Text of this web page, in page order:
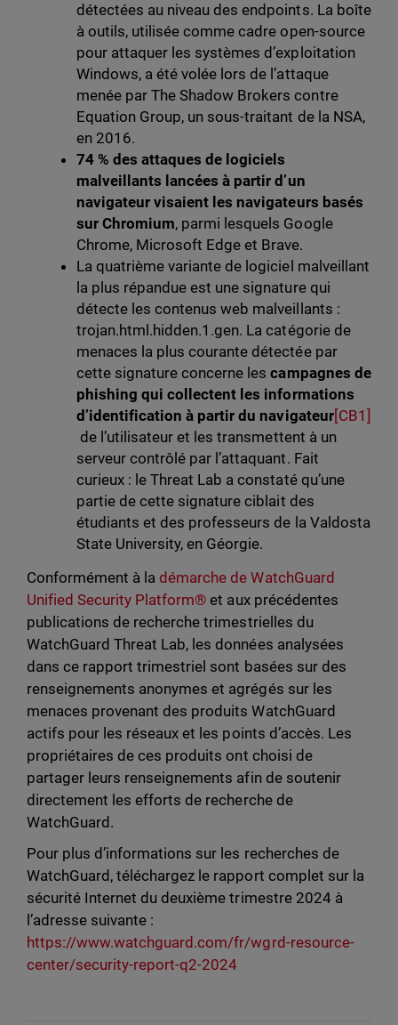
détectées au niveau des endpoints. La boîte
à outils, utilisée comme cadre open-source
pour attaquer les systèmes d’exploitation
Windows, a été volée lors de l’attaque
menée par The Shadow Brokers contre
Equation Group, un sous-traitant de la NSA,
en 2016.
74 % des attaques de logiciels
malveillants lancées à partir d’un
navigateur visaient les navigateurs basés
sur Chromium, parmi lesquels Google
Chrome, Microsoft Edge et Brave.
La quatrième variante de logiciel malveillant
la plus répandue est une signature qui
détecte les contenus web malveillants :
trojan.html.hidden.1.gen. La catégorie de
menaces la plus courante détectée par
cette signature concerne lescampagnes de
phishing qui collectent les informations
d’identification à partir du navigateur[CB1]
de l’utilisateur et les transmettent à un
serveur contrôlé par l’attaquant. Fait
curieux : le Threat Lab a constaté qu’une
partie de cette signature ciblait des
étudiants et des professeurs de la Valdosta
State University, en Géorgie.
Conformément à ladémarche de WatchGuard
Unified Security Platform® et aux précédentes
publications de recherche trimestrielles du
WatchGuard Threat Lab, les données analysées
dans ce rapport trimestriel sont basées sur des
renseignements anonymes et agrégés sur les
menaces provenant des produits WatchGuard
actifs pour les réseaux et les points d’accès. Les
propriétaires de ces produits ont choisi de
partager leurs renseignements afin de soutenir
directement les efforts de recherche de
WatchGuard.
Pour plus d’informations sur les recherches de
WatchGuard, téléchargez le rapport complet sur la
sécurité Internet du deuxième trimestre 2024 à
l’adresse suivante :
https://www.watchguard.com/fr/wgrd-resource-
center/security-report-q2-2024